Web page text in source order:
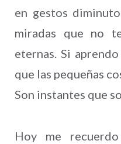
en gestos
miradas que no
eternas. Si
que las pequeñas
Son instantes que
Hoy me